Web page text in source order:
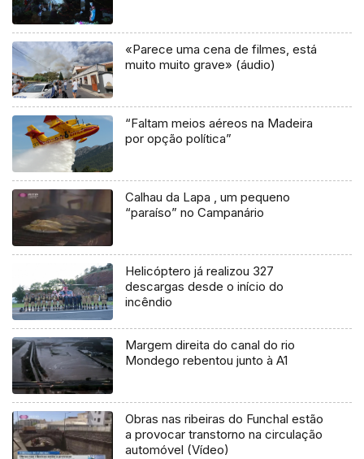
«Parece uma cena de filmes, está
muito muito grave» (áudio)
“Faltam meios aéreos na Madeira
por opção política”
Calhau da Lapa , um pequeno
“paraíso” no Campanário
Helicóptero já realizou 327
descargas desde o início do
incêndio
Margem direita do canal do rio
Mondego rebentou junto à A1
Obras nas ribeiras do Funchal estão
a provocar transtorno na circulação
automóvel (Vídeo)